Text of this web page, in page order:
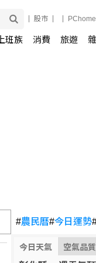
股市 PChome
上班族 消費 旅遊
#農民曆#今日運勢
今日天氣 空氣品質